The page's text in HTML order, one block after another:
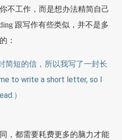
不工作，而是想办法精简自己
跟写作有些类似，并不是多
：
简短的信，所以我写了一封长
to write a short letter, so I
）
，都需要耗费更多的脑力才能